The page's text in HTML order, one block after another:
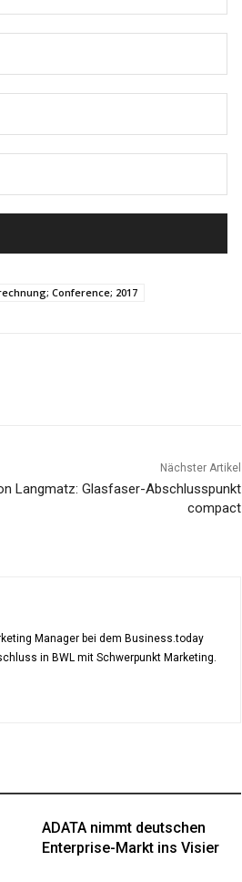
Conference; 2017
Nächster Artikel
Langmatz: Glasfaser-Abschlusspunkt
compact
Manager bei dem Business.today
in BWL mit Schwerpunkt Marketing.
ADATA nimmt deutschen
Enterprise-Markt ins Visier